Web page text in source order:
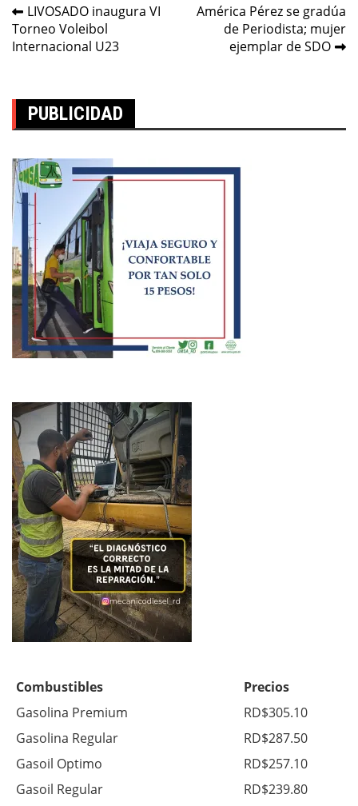
Navegación
de
LIVOSADO inaugura VI
Torneo Voleibol
Internacional U23
América Pérez se gradúa
de Periodista; mujer
ejemplar de SDO
PUBLICIDAD
Combustibles
Precios
Gasolina Premium
RD$305.10
Gasolina Regular
RD$287.50
Gasoil Optimo
RD$257.10
Gasoil Regular
RD$239.80